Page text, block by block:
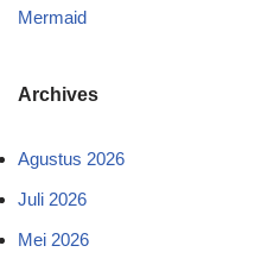
Mermaid
Archives
Agustus 2026
Juli 2026
Mei 2026